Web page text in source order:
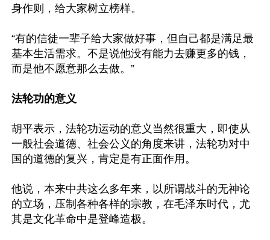
身作则，给大家树立榜样。
“有的信徒一辈子给大家做好事，但自己都是满足最
基本生活需求。不是说他没有能力去赚更多的钱，
而是他不愿意那么去做。”
法轮功的意义
胡平表示，法轮功运动的意义当然很重大，即使从
一般社会道德、社会公义的角度来讲，法轮功对中
国的道德的复兴，肯定是有正面作用。
他说，本来中共这么多年来，以所谓战斗的无神论
的立场，压制各种各样的宗教，在毛泽东时代，尤
其是文化革命中是登峰造极。